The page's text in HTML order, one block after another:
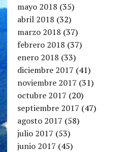
mayo 2018 (35)
abril 2018 (32)
marzo 2018 (37)
febrero 2018 (37)
enero 2018 (33)
diciembre 2017 (41)
noviembre 2017 (31)
octubre 2017 (20)
septiembre 2017 (47)
agosto 2017 (58)
julio 2017 (53)
junio 2017 (45)